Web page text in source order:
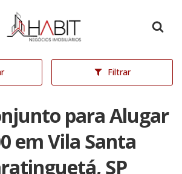
Página inicial
Filtrar
para Alugar
em Vila Santa
SP